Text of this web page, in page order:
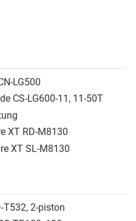
LG500
CS-LG600-11, 11-50T
XT RD-M8130
XT SL-M8130
T532, 2-piston